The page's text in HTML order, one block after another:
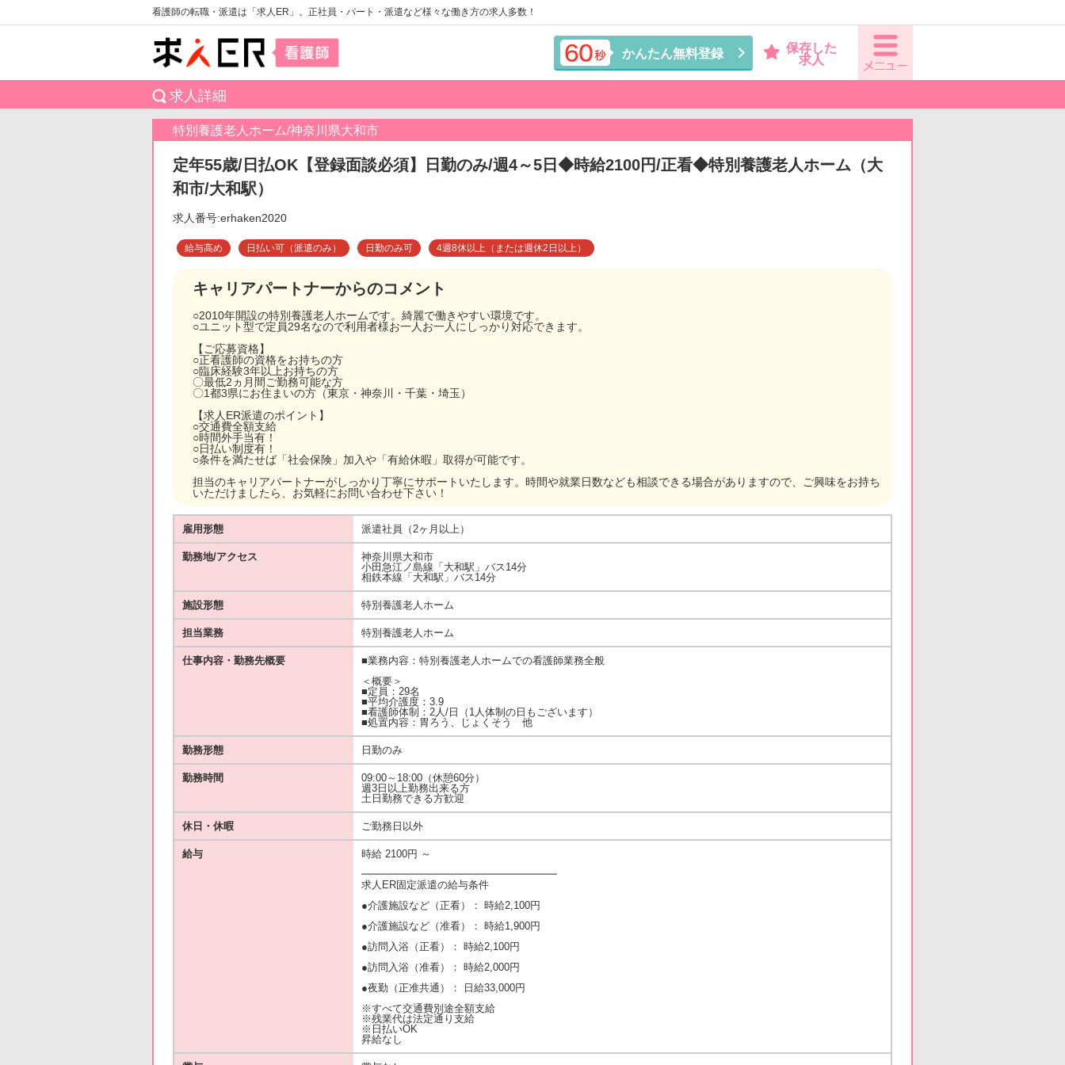
看護師の転職・派遣は「求人ER」。正社員・パート・派遣など様々な働き方の求人多数！
かんたん無料登録
保存した
求人
求人詳細
特別養護老人ホーム/神奈川県大和市
定年55歳/日払OK【登録面談必須】日勤のみ/週4～5日◆時給2100円/正看◆特別養護老人ホーム（大
和市/大和駅）
求人番号:erhaken2020
給与高め 日払い可（派遣のみ） 日勤のみ可 4週8休以上（または週休2日以上）
キャリアパートナーからのコメント
○2010年開設の特別養護老人ホームです。綺麗で働きやすい環境です。
○ユニット型で定員29名なので利用者様お一人お一人にしっかり対応できます。
【ご応募資格】
○正看護師の資格をお持ちの方
○臨床経験3年以上お持ちの方
〇最低2ヵ月間ご勤務可能な方
〇1都3県にお住まいの方（東京・神奈川・千葉・埼玉）
【求人ER派遣のポイント】
○交通費全額支給
○時間外手当有！
○日払い制度有！
○条件を満たせば「社会保険」加入や「有給休暇」取得が可能です。
担当のキャリアパートナーがしっかり丁寧にサポートいたします。時間や就業日数なども相談できる場合がありますので、ご興味をお持ち
いただけましたら、お気軽にお問い合わせ下さい！
雇用形態 派遣社員（2ヶ月以上）
勤務地/アクセス
神奈川県大和市
小田急江ノ島線「大和駅」バス14分
相鉄本線「大和駅」バス14分
施設形態 特別養護老人ホーム
担当業務 特別養護老人ホーム
仕事内容・勤務先概要
■業務内容：特別養護老人ホームでの看護師業務全般
＜概要＞
■定員：29名
■平均介護度：3.9
■看護師体制：2人/日（1人体制の日もございます）
■処置内容：胃ろう、じょくそう 他
勤務形態 日勤のみ
勤務時間
09:00～18:00（休憩60分）
週3日以上勤務出来る方
土日勤務できる方歓迎
休日・休暇 ご勤務日以外
給与
時給 2100円 ～
━━━━━━━━━━━━━━━━━━━
求人ER固定派遣の給与条件
●介護施設など（正看）： 時給2,100円
●介護施設など（准看）： 時給1,900円
●訪問入浴（正看）： 時給2,100円
●訪問入浴（准看）： 時給2,000円
●夜勤（正准共通）： 日給33,000円
※すべて交通費別途全額支給
※残業代は法定通り支給
※日払いOK
昇給なし